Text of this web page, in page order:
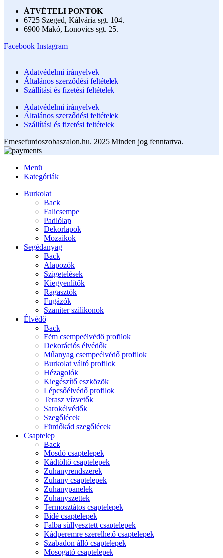
ÁTVÉTELI PONTOK
6725 Szeged, Kálvária sgt. 104.​
6900 Makó, Lonovics sgt. 25.
Facebook Instagram
Adatvédelmi irányelvek
Általános szerződési feltételek
Szállítási és fizetési feltételek
Adatvédelmi irányelvek
Általános szerződési feltételek
Szállítási és fizetési feltételek
Emesefurdoszobaszalon.hu. 2025 Minden jog fenntartva.
Menü
Kategóriák
Burkolat
Back
Falicsempe
Padlólap
Dekorlapok
Mozaikok
Segédanyag
Back
Alapozók
Szigetelések
Kiegyenlítők
Ragasztók
Fugázók
Szaniter szilikonok
Élvédő
Back
Fém csempeélvédő profilok
Dekorációs élvédők
Műanyag csempeélvédő profilok
Burkolat váltó profilok
Hézagolók
Kiegészítő eszközök
Lépcsőélvédő profilok
Terasz vízvetők
Sarokélvédők
Szegőlécek
Fürdőkád szegőlécek
Csaptelep
Back
Mosdó csaptelepek
Kádtöltő csaptelepek
Zuhanyrendszerek
Zuhany csaptelepek
Zuhanypanelek
Zuhanyszettek
Termosztátos csaptelepek
Bidé csaptelepek
Falba süllyesztett csaptelepek
Kádperemre szerelhető csaptelepek
Szabadon álló csaptelepek
Mosogató csaptelepek